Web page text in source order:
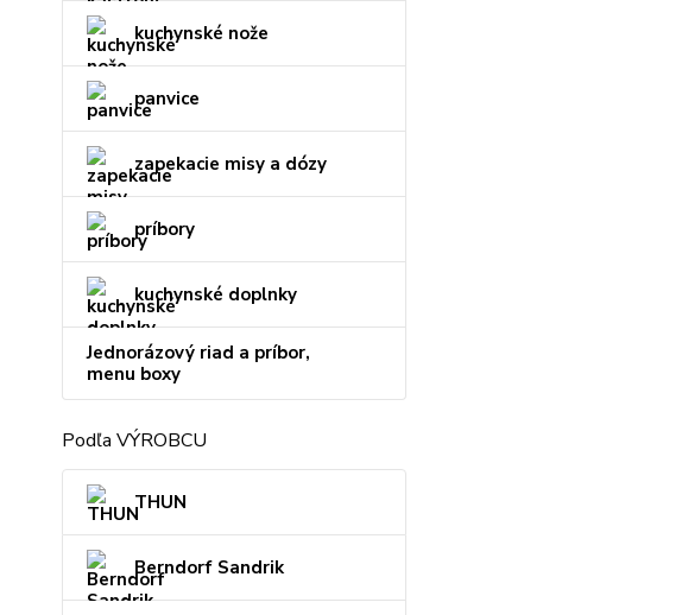
kuchynské nože
panvice
zapekacie misy a dózy
príbory
kuchynské doplnky
Jednorázový riad a príbor,
menu boxy
Podľa VÝROBCU
THUN
Berndorf Sandrik